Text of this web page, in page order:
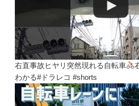
右直事故ヒヤリ突然現れる自転車
わかる#ドラレコ #shorts